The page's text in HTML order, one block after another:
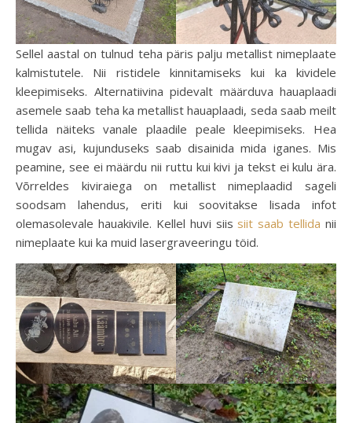
Sellel aastal on tulnud teha päris palju metallist nimeplaate
kalmistutele. Nii ristidele kinnitamiseks kui ka kividele
kleepimiseks. Alternatiivina pidevalt määrduva hauaplaadi
asemele saab teha ka metallist hauaplaadi, seda saab meilt
tellida näiteks vanale plaadile peale kleepimiseks. Hea
mugav asi, kujunduseks saab disainida mida iganes. Mis
peamine, see ei määrdu nii ruttu kui kivi ja tekst ei kulu ära.
Võrreldes kiviraiega on metallist nimeplaadid sageli
soodsam lahendus, eriti kui soovitakse lisada infot
olemasolevale hauakivile. Kellel huvi siis siit saab tellida nii
nimeplaate kui ka muid lasergraveeringu töid.